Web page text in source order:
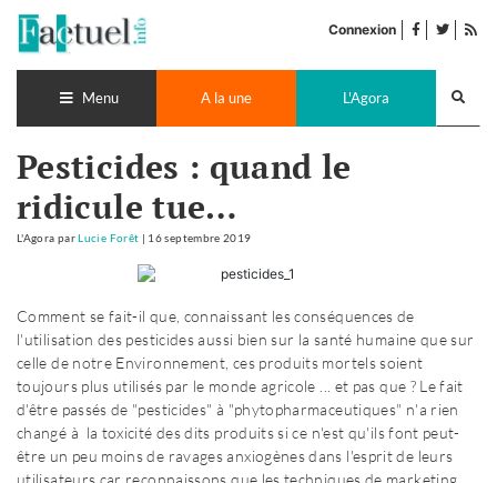
contenu
Connexion facebook
twitter
Menu A la une L'Agora
Pesticides : quand le
ridicule tue…
L'Agora parLucie Forêt | 16 septembre 2019
Comment se fait-il que, connaissant les conséquences de
l'utilisation des pesticides aussi bien sur la santé humaine que sur
celle de notre Environnement, ces produits mortels soient
toujours plus utilisés par le monde agricole ... et pas que ? Le fait
d'être passés de "pesticides" à "phytopharmaceutiques" n'a rien
changé à la toxicité des dits produits si ce n'est qu'ils font peut-
être un peu moins de ravages anxiogènes dans l'esprit de leurs
utilisateurs car reconnaissons que les techniques de marketing